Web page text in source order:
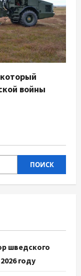
войны
ПОИСК
шведского
году